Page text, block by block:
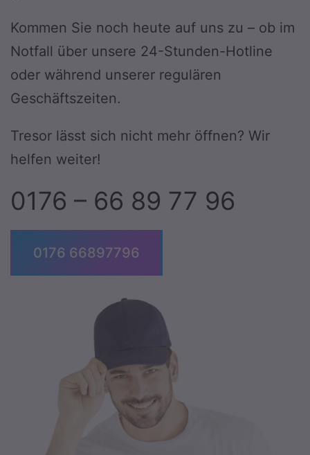
Kommen Sie noch heute auf uns zu – ob im
Notfall über unsere 24-Stunden-Hotline
oder während unserer regulären
Geschäftszeiten.
Tresor lässt sich nicht mehr öffnen? Wir
helfen weiter!
0176 – 66 89 77 96
0176 66897796